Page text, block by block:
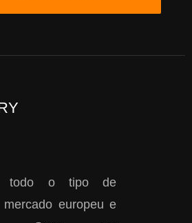
todo o tipo de
europeu e